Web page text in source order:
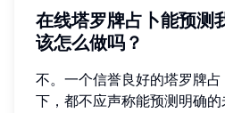
在线塔罗牌占卜能预测
该怎么做吗？
不。一个信誉良好的塔罗牌
下，都不应声称能预测明确